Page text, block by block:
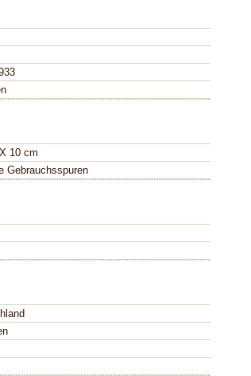
10 cm
Gebrauchsspuren